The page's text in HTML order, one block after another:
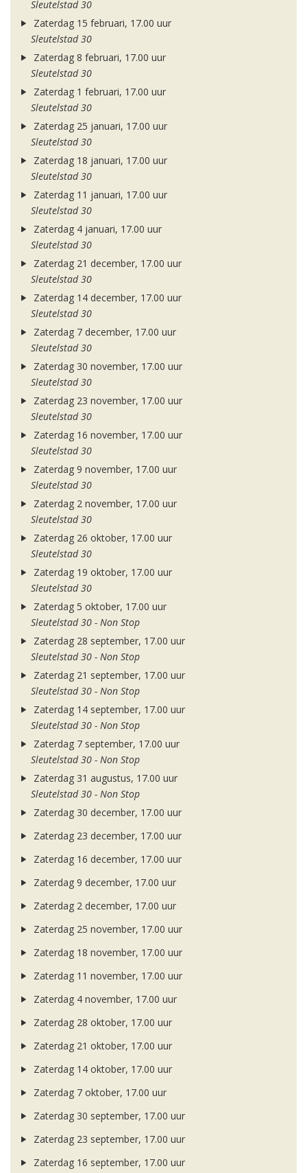
Sleutelstad 30
Zaterdag 15 februari, 17.00 uur
Sleutelstad 30
Zaterdag 8 februari, 17.00 uur
Sleutelstad 30
Zaterdag 1 februari, 17.00 uur
Sleutelstad 30
Zaterdag 25 januari, 17.00 uur
Sleutelstad 30
Zaterdag 18 januari, 17.00 uur
Sleutelstad 30
Zaterdag 11 januari, 17.00 uur
Sleutelstad 30
Zaterdag 4 januari, 17.00 uur
Sleutelstad 30
Zaterdag 21 december, 17.00 uur
Sleutelstad 30
Zaterdag 14 december, 17.00 uur
Sleutelstad 30
Zaterdag 7 december, 17.00 uur
Sleutelstad 30
Zaterdag 30 november, 17.00 uur
Sleutelstad 30
Zaterdag 23 november, 17.00 uur
Sleutelstad 30
Zaterdag 16 november, 17.00 uur
Sleutelstad 30
Zaterdag 9 november, 17.00 uur
Sleutelstad 30
Zaterdag 2 november, 17.00 uur
Sleutelstad 30
Zaterdag 26 oktober, 17.00 uur
Sleutelstad 30
Zaterdag 19 oktober, 17.00 uur
Sleutelstad 30
Zaterdag 5 oktober, 17.00 uur
Sleutelstad 30 - Non Stop
Zaterdag 28 september, 17.00 uur
Sleutelstad 30 - Non Stop
Zaterdag 21 september, 17.00 uur
Sleutelstad 30 - Non Stop
Zaterdag 14 september, 17.00 uur
Sleutelstad 30 - Non Stop
Zaterdag 7 september, 17.00 uur
Sleutelstad 30 - Non Stop
Zaterdag 31 augustus, 17.00 uur
Sleutelstad 30 - Non Stop
Zaterdag 30 december, 17.00 uur
Zaterdag 23 december, 17.00 uur
Zaterdag 16 december, 17.00 uur
Zaterdag 9 december, 17.00 uur
Zaterdag 2 december, 17.00 uur
Zaterdag 25 november, 17.00 uur
Zaterdag 18 november, 17.00 uur
Zaterdag 11 november, 17.00 uur
Zaterdag 4 november, 17.00 uur
Zaterdag 28 oktober, 17.00 uur
Zaterdag 21 oktober, 17.00 uur
Zaterdag 14 oktober, 17.00 uur
Zaterdag 7 oktober, 17.00 uur
Zaterdag 30 september, 17.00 uur
Zaterdag 23 september, 17.00 uur
Zaterdag 16 september, 17.00 uur